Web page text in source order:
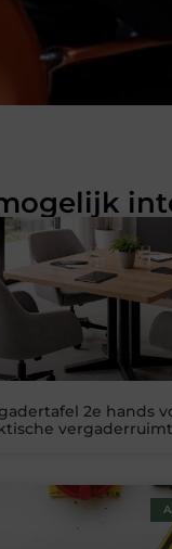
2e hands